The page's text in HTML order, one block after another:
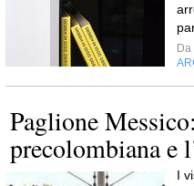
Da
Paglione
precolombiana e
I